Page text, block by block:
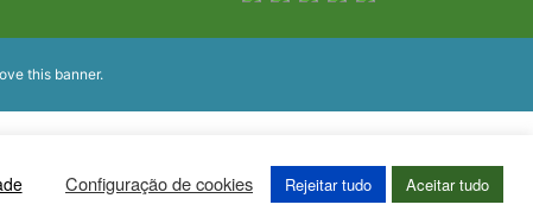
Configuração de cookies Rejeitar tudo Aceitar tudo
this banner.